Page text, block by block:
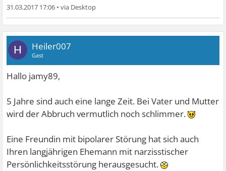
31.03.2017 17:06 •
H Heiler007
Gast
Hallo jamy89,
5 Jahre sind auch eine lange Zeit. Bei Vater und Mutter
wird der Abbruch vermutlich noch schlimmer.
Eine Freundin mit bipolarer Störung hat sich auch
Ihren langjährigen Ehemann mit narzisstischer
Persönlichkeitsstörung herausgesucht.